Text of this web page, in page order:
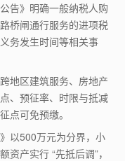
告》明确一般纳税人购
桥闸通行服务的进项税
务发生时间等相关事
地区建筑服务、房地产
、预征率、时限与抵减
点可免预缴。
以500万元为分界，小
产实行 “先抵后调”，